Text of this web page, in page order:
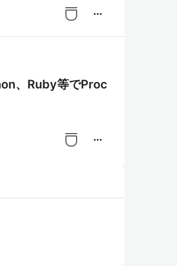
more_horiz
、Ruby等でProc
more_horiz